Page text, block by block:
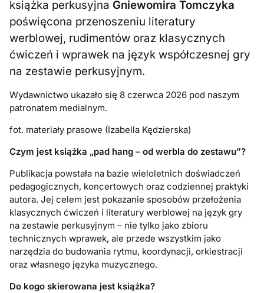
książka perkusyjna Gniewomira Tomczyka
poświęcona przenoszeniu literatury
werblowej, rudimentów oraz klasycznych
ćwiczeń i wprawek na język współczesnej gry
na zestawie perkusyjnym.
Wydawnictwo ukazało się 8 czerwca 2026 pod naszym
patronatem medialnym.
fot. materiały prasowe (Izabella Kędzierska)
Czym jest książka „pad hang – od werbla do zestawu”?
Publikacja powstała na bazie wieloletnich doświadczeń
pedagogicznych, koncertowych oraz codziennej praktyki
autora. Jej celem jest pokazanie sposobów przełożenia
klasycznych ćwiczeń i literatury werblowej na język gry
na zestawie perkusyjnym – nie tylko jako zbioru
technicznych wprawek, ale przede wszystkim jako
narzędzia do budowania rytmu, koordynacji, orkiestracji
oraz własnego języka muzycznego.
Do kogo skierowana jest książka?